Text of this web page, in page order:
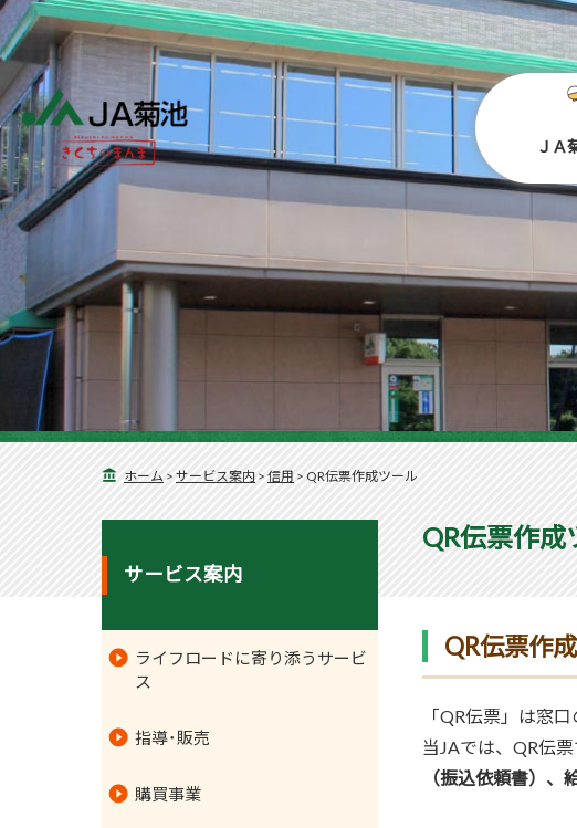
ＪＡ
ホーム > サービス案内 > 信用 > QR伝票作成ツール
QR伝票作成
QR伝票作
「QR伝票」は窓
当JAでは、QR伝
（振込依頼書）、
サービス案内
ライフロードに寄り添うサービ
ス
指導･販売
購買事業